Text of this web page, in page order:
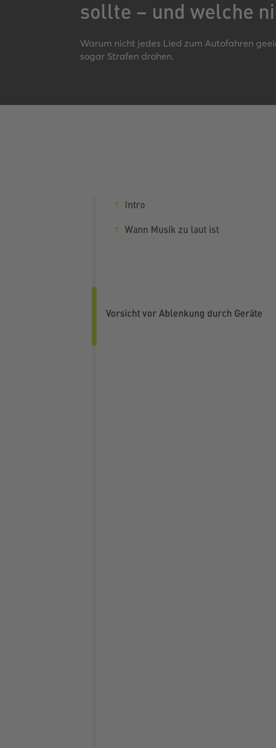
sollte – und welche
Warum nicht jedes Lied zum Autofahren
sogar Strafen drohen.
Intro
Wann Musik zu laut ist
Vorsicht vor Ablenkung durch Geräte